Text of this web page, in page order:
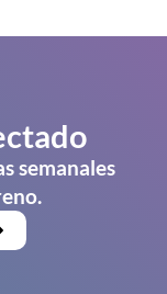
semanales